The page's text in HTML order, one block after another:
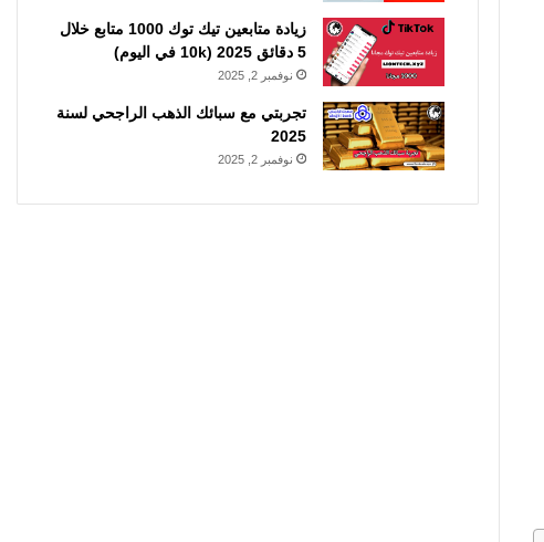
زيادة متابعين تيك توك 1000 متابع خلال
5 دقائق 2025 (10k في اليوم)
نوفمبر 2, 2025
تجربتي مع سبائك الذهب الراجحي لسنة
2025
نوفمبر 2, 2025